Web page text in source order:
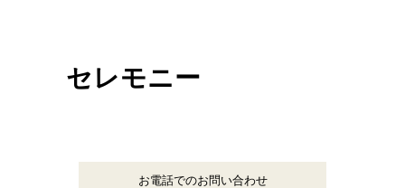
セレモニー
お電話でのお問い合わせ